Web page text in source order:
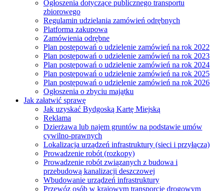
Ogłoszenia dotyczące publicznego transportu
zbiorowego
Regulamin udzielania zamówień odrębnych
Platforma zakupowa
Zamówienia odrębne
Plan postępowań o udzielenie zamówień na rok 2022
Plan postępowań o udzielenie zamówień na rok 2023
Plan postępowań o udzielenie zamówień na rok 2024
Plan postępowań o udzielenie zamówień na rok 2025
Plan postępowań o udzielenie zamówień na rok 2026
Ogłoszenia o zbyciu majątku
Jak załatwić sprawę
Jak uzyskać Bydgoską Kartę Miejską
Reklama
Dzierżawa lub najem gruntów na podstawie umów
cywilno-prawnych
Lokalizacja urządzeń infrastruktury (sieci i przyłącza)
Prowadzenie robót (rozkopy)
Prowadzenie robót związanych z budowa i
przebudową kanalizacji deszczowej
Wbudowanie urządzeń infrastruktury
Przewóz osób w krajowym transporcie drogowym